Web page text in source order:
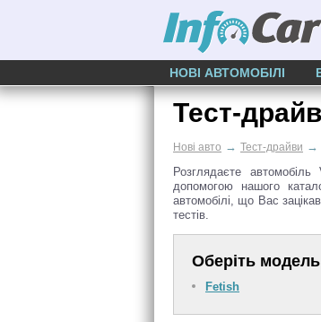
НОВІ АВТОМОБІЛІ
Тест-
Нові авто → Тест-драйви →
Розглядаєте
допомогою нашого
автомобілі, що Вас
тестів.
Оберіть
Fetish